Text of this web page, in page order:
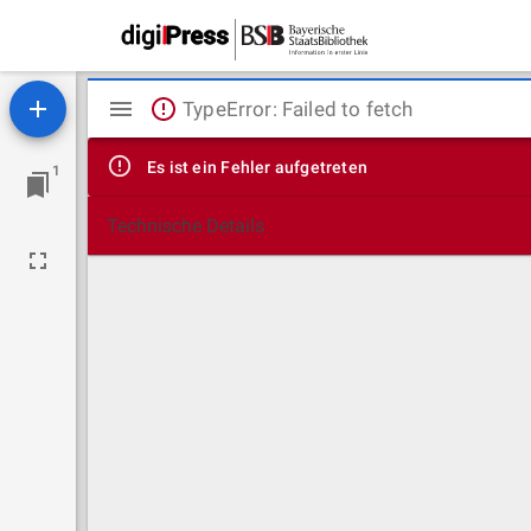
1
Mirador
Viewer
TypeError: Failed to fetch
Es ist ein Fehler aufgetreten
Technische Details